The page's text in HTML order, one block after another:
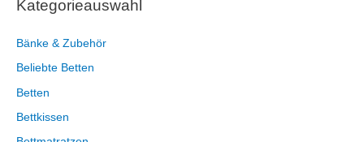
Kategorieauswahl
Bänke & Zubehör
Beliebte Betten
Betten
Bettkissen